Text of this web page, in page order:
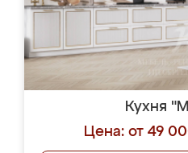
Кухня
Цена: от 49